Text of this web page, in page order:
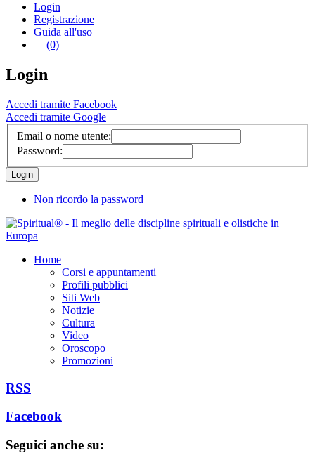
Login
Registrazione
Guida all'uso
(0)
Login
Accedi tramite Facebook
Accedi tramite Google
Email o nome utente:
Password:
Non ricordo la password
Home
Corsi e appuntamenti
Profili pubblici
Siti Web
Notizie
Cultura
Video
Oroscopo
Promozioni
RSS
Facebook
Seguici anche su: